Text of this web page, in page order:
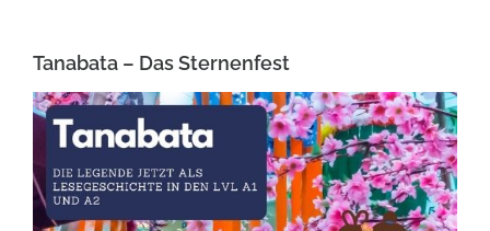
Tanabata – Das Sternenfest